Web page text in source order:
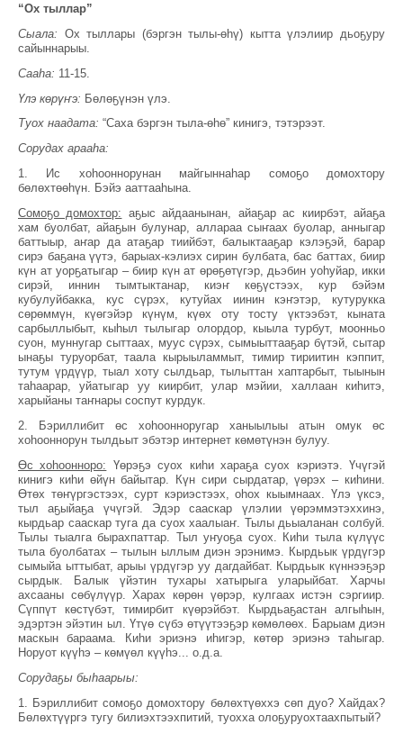
“Ох тыллар”
Сыала: Ох тыллары (бэргэн тылы-өһү) кытта үлэлиир дьоҕуру
сайыннарыы.
Сааһа: 11-15.
Үлэ көрүҥэ: Бөлөҕүнэн үлэ.
Туох наадата: “Саха бэргэн тыла-өһө” кинигэ, тэтэрээт.
Сорудах арааһа:
1. Ис хоһооннорунан майгыннаһар сомоҕо домохтору
бөлөхтөөһүн. Бэйэ ааттааһына.
Сомоҕо домохтор: аҕыс айдаанынан, айаҕар ас киирбэт, айаҕа
хам буолбат, айаҕын булунар, аллараа сыҥаах буолар, анныгар
баттыыр, аҥар да атаҕар тиийбэт, балыктааҕар кэлэҕэй, барар
сирэ баҕана үүтэ, барыах-кэлиэх сирин булбата, бас баттах, биир
күн ат уорҕатыгар – биир күн ат өрөҕөтүгэр, дьэбин уоһуйар, икки
сирэй, иннин тымтыктанар, киэҥ көҕүстээх, кур бэйэм
кубулуйбакка, кус сүрэх, кутуйах иинин кэҥэтэр, кутурукка
сөрөммүн, күөгэйэр күнүм, күөх оту тосту үктээбэт, кыната
сарбыллыбыт, кыһыл тылыгар олордор, кыыла турбут, моонньо
суон, муннугар сыттаах, муус сүрэх, сымыыттааҕар бүтэй, сытар
ынаҕы туруорбат, таала кырыыламмыт, тимир тириитин кэппит,
тутум үрдүүр, тыал хоту сылдьар, тылыттан хаптарбыт, тыынын
таһаарар, уйатыгар уу киирбит, улар мэйии, халлаан киһитэ,
харыйаны таҥнары соспут курдук.
2. Бэриллибит өс хоһоонноругар ханыылыы атын омук өс
хоһооннорун тылдьыт эбэтэр интернет көмөтүнэн булуу.
Өс хоһоонноро: Үөрэҕэ суох киһи хараҕа суох кэриэтэ. Үчүгэй
кинигэ киһи өйүн байытар. Күн сири сырдатар, үөрэх – киһини.
Өтөх төҥүргэстээх, сурт кэриэстээх, оһох кыымнаах. Үлэ үксэ,
тыл аҕыйаҕа үчүгэй. Эдэр сааскар үлэлии үөрэммэтэххинэ,
кырдьар сааскар туга да суох хаалыаҥ. Тылы дьыаланан солбуй.
Тылы тыалга бырахпаттар. Тыл уҥуоҕа суох. Киһи тыла күлүүс
тыла буолбатах – тылын ыллым диэн эрэнимэ. Кырдьык үрдүгэр
сымыйа ыттыбат, арыы үрдүгэр уу дагдайбат. Кырдьык күннээҕэр
сырдык. Балык үйэтин тухары хатырыга уларыйбат. Харчы
ахсааны сөбүлүүр. Харах көрөн үөрэр, кулгаах истэн сэргиир.
Сүппүт көстүбэт, тимирбит күөрэйбэт. Кырдьаҕастан алгыһын,
эдэртэн эйэтин ыл. Үтүө сүбэ өтүүтээҕэр көмөлөөх. Барыам диэн
маскын бараама. Киһи эриэнэ иһигэр, көтөр эриэнэ таһыгар.
Норуот күүһэ – көмүөл күүһэ... о.д.а.
Сорудаҕы быһаарыы:
1. Бэриллибит сомоҕо домохтору бөлөхтүөххэ сөп дуо? Хайдах?
Бөлөхтүүргэ тугу билиэхтээхпитий, туохха олоҕуруохтаахпытый?